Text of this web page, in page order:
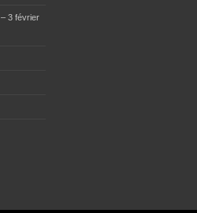
– 3 février